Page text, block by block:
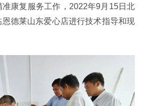
康复服务工作，2022年9月15日北
德莱山东爱心店进行技术指导和现